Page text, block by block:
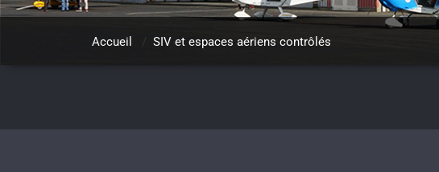
Accueil SIV et espaces aériens contrôlés